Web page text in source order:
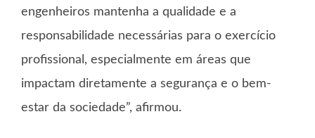
engenheiros mantenha a qualidade e a
responsabilidade necessárias para o exercício
profissional, especialmente em áreas que
impactam diretamente a segurança e o bem-
estar da sociedade”, afirmou.